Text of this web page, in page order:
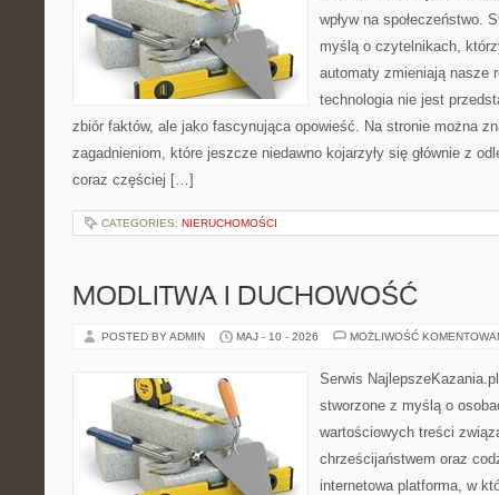
wpływ na społeczeństwo.
myślą o czytelnikach,
automaty zmieniają nasze
technologia nie jest
zbiór faktów, ale jako fascynująca opowieść. Na stronie można
zagadnieniom, które jeszcze niedawno kojarzyły się głównie z
coraz częściej […]
CATEGORIES: NIERUCHOMOŚCI
MODLITWA I DUCHOWOŚĆ
POSTED BY ADMIN MAJ - 10 - 2026 MOŻLIWOŚĆ
Serwis
stworzone z myślą o
wartościowych treści
chrześcijaństwem oraz
internetowa platforma, w